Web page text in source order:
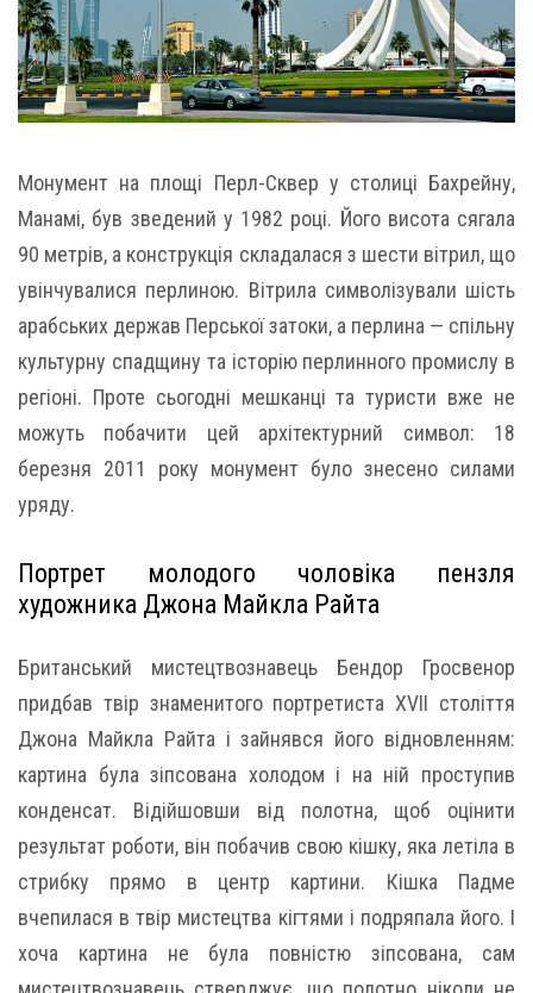
Монумент на площі Перл-Сквер у столиці Бахрейну,
Манамі, був зведений у 1982 році. Його висота сягала
90 метрів, а конструкція складалася з шести вітрил, що
увінчувалися перлиною. Вітрила символізували шість
арабських держав Перської затоки, а перлина — спільну
культурну спадщину та історію перлинного промислу в
регіоні. Проте сьогодні мешканці та туристи вже не
можуть побачити цей архітектурний символ: 18
березня 2011 року монумент було знесено силами
уряду.
Портрет молодого чоловіка пензля
художника Джона Майкла Райта
Британський мистецтвознавець Бендор Гросвенор
придбав твір знаменитого портретиста XVII століття
Джона Майкла Райта і зайнявся його відновленням:
картина була зіпсована холодом і на ній проступив
конденсат. Відійшовши від полотна, щоб оцінити
результат роботи, він побачив свою кішку, яка летіла в
стрибку прямо в центр картини. Кішка Падме
вчепилася в твір мистецтва кігтями і подряпала його. І
хоча картина не була повністю зіпсована, сам